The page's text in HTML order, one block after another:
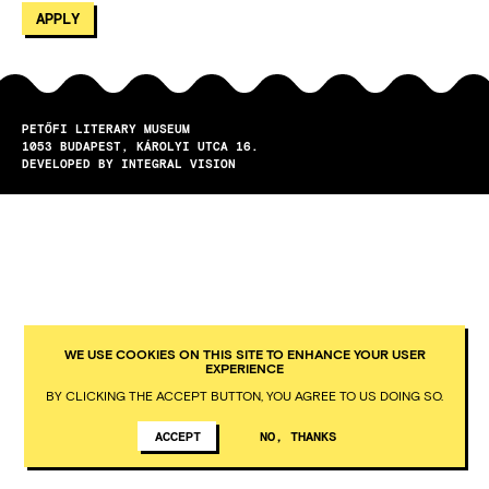
PETŐFI LITERARY MUSEUM
1053
BUDAPEST
KÁROLYI UTCA 16.
DEVELOPED BY INTEGRAL VISION
WE USE COOKIES ON THIS SITE TO ENHANCE YOUR USER
EXPERIENCE
BY CLICKING THE ACCEPT BUTTON, YOU AGREE TO US DOING SO.
ACCEPT NO, THANKS